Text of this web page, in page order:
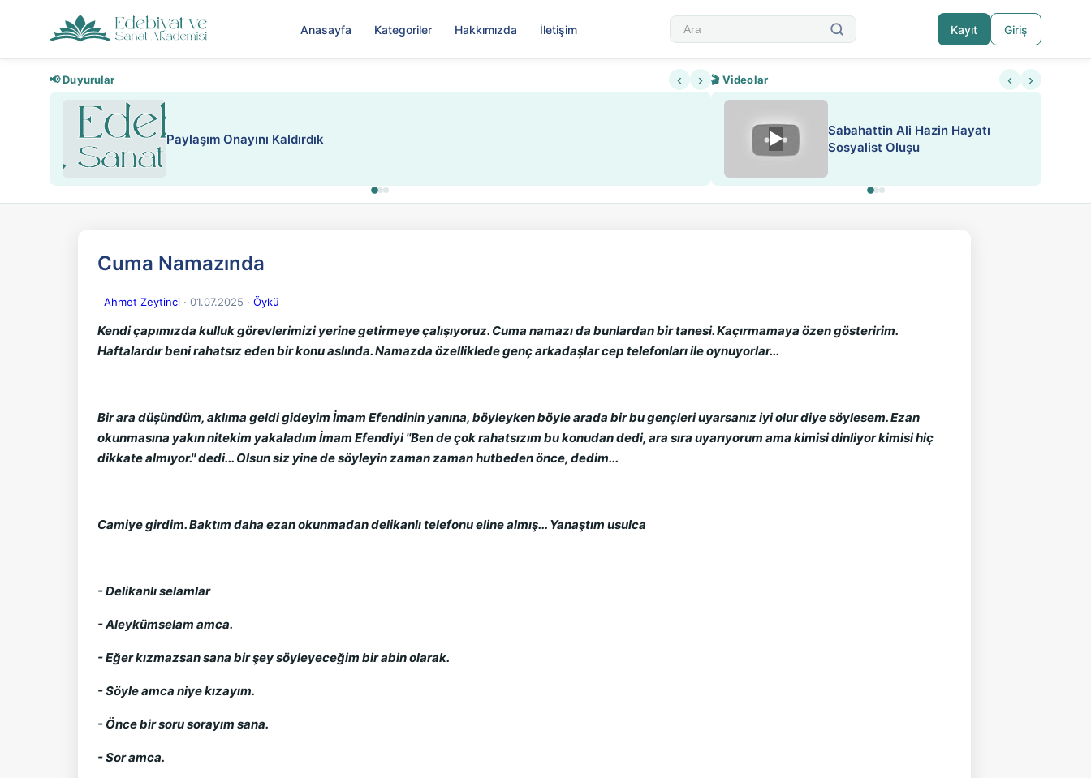
Anasayfa Kategoriler Hakkımızda İletişim Kayıt Giriş
📢 Duyurular ‹ ›
Nadir içeriklere kısıtlama ve kredi sistemi getirildi ESA 'da Sen de Paylaş
🎬 Videolar ‹ ›
ATEŞ YAKMAK KONU ÖZET J.
LONDON
Cuma Namazında
Ahmet Zeytinci · 01.07.2025 · Öykü
Kendi çapımızda kulluk görevlerimizi yerine getirmeye çalışıyoruz. Cuma namazı da bunlardan bir tanesi. Kaçırmamaya özen gösteririm.
Haftalardır beni rahatsız eden bir konu aslında. Namazda özelliklede genç arkadaşlar cep telefonları ile oynuyorlar...
Bir ara düşündüm, aklıma geldi gideyim İmam Efendinin yanına, böyleyken böyle arada bir bu gençleri uyarsanız iyi olur diye söylesem. Ezan
okunmasına yakın nitekim yakaladım İmam Efendiyi ''Ben de çok rahatsızım bu konudan dedi, ara sıra uyarıyorum ama kimisi dinliyor kimisi hiç
dikkate almıyor.'' dedi... Olsun siz yine de söyleyin zaman zaman hutbeden önce, dedim...
Camiye girdim. Baktım daha ezan okunmadan delikanlı telefonu eline almış... Yanaştım usulca
- Delikanlı selamlar
- Aleykümselam amca.
- Eğer kızmazsan sana bir şey söyleyeceğim bir abin olarak.
- Söyle amca niye kızayım.
- Önce bir soru sorayım sana.
- Sor amca.